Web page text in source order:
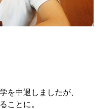
を中退しましたが、
ことに。